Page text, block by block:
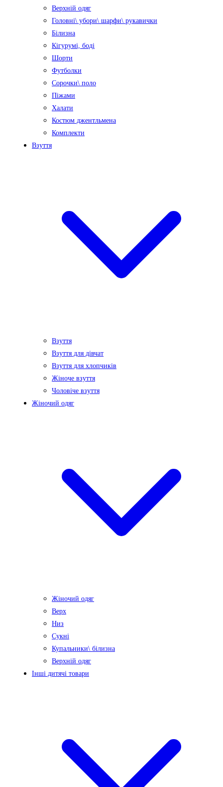
Верхній одяг
Головні\ убори\ шарфи\ рукавички
Білизна
Кігурумі, боді
Шорти
Футболки
Сорочки\ поло
Піжами
Халати
Костюм джентльмена
Комплекти
Взуття
Взуття
Взуття для дівчат
Взуття для хлопчиків
Жіноче взуття
Чоловіче взуття
Жіночий одяг
Жіночий одяг
Верх
Низ
Сукні
Купальники\ білизна
Верхній одяг
Інші дитячі товари